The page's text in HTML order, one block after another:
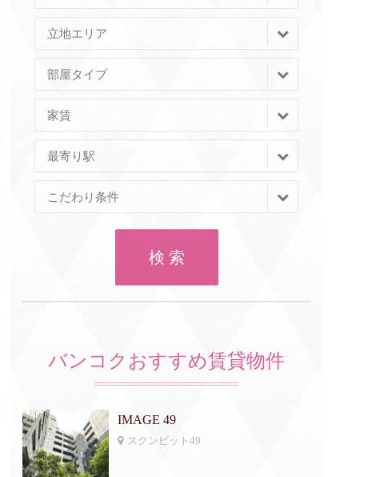
立地エリア
部屋タイプ
家賃
最寄り駅
こだわり条件
検 索
バンコクおすすめ賃貸物件
IMAGE 49
スクンビット49